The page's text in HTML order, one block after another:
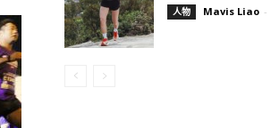
人物 Mavis Liao -